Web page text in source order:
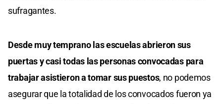
sufragantes.
Desde muy temprano las escuelas abrieron sus
puertas y casi todas las personas convocadas para
trabajar asistieron a tomar sus puestos, no podemos
asegurar que la totalidad de los convocados fueron ya